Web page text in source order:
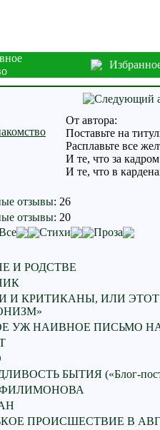
От автора:
Поставьте на
Расплавьте все
И те, что за
И те, что в
отзывы: 26
отзывы: 20
Стихи Проза
И РОДСТВЕ
И КРИТИКАНЫ, ИЛИ
УЖ НАИВНОЕ ПИСЬМО
БЫТИЯ («Блог-
ФИЛИМОНОВА
ПРОИСШЕСТВИЕ В